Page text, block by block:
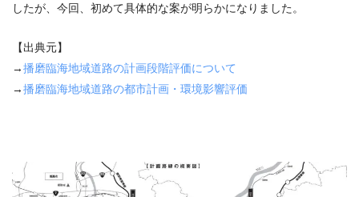
したが、今回、初めて具体的な案が明らかになりました。
【出典元】
→播磨臨海地域道路の計画段階評価について
→播磨臨海地域道路の都市計画・環境影響評価